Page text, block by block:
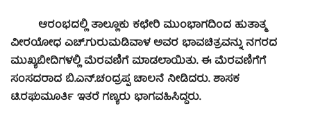
ಆರಂಭದಲ್ಲಿ ತಾಲ್ಲೂಕು ಕಛೇರಿ ಮುಂಭಾಗದಿಂದ ಹುತಾತ್ಮ
ವೀರಯೋಧ ಎಚ್.ಗುರುಮಡಿವಾಳ ಅವರ ಭಾವಚಿತ್ರವನ್ನು ನಗರದ
ಮುಖ್ಯಬೀದಿಗಳಲ್ಲಿ ಮೆರವಣಿಗೆ ಮಾಡಲಾಯಿತು. ಈ ಮೆರವಣಿಗೆಗೆ
ಸಂಸದರಾದ ಬಿ.ಎನ್.ಚಂದ್ರಪ್ಪ ಚಾಲನೆ ನೀಡಿದರು. ಶಾಸಕ
ಟಿ.ರಘುಮೂರ್ತಿ ಇತರೆ ಗಣ್ಯರು ಭಾಗವಹಿಸಿದ್ದರು.